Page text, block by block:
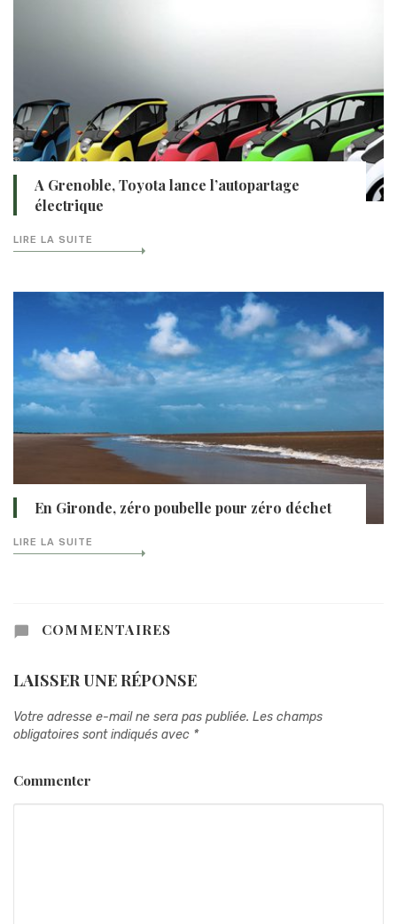
A Grenoble, Toyota lance l’autopartage
électrique
LIRE LA SUITE
En Gironde, zéro poubelle pour zéro déchet
LIRE LA SUITE
COMMENTAIRES
LAISSER UNE RÉPONSE
Votre adresse e-mail ne sera pas publiée. Les champs
obligatoires sont indiqués avec *
Commenter